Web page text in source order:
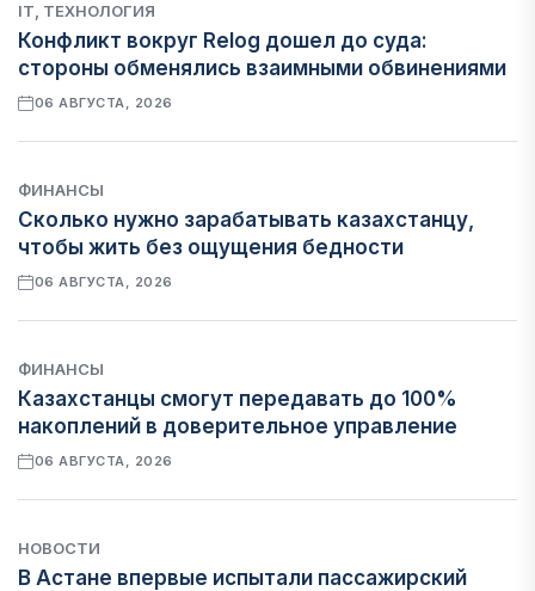
IT, ТЕХНОЛОГИЯ
Конфликт вокруг Relog дошел до суда:
стороны обменялись взаимными обвинениями
06 АВГУСТА, 2026
ФИНАНСЫ
Сколько нужно зарабатывать казахстанцу,
чтобы жить без ощущения бедности
06 АВГУСТА, 2026
ФИНАНСЫ
Казахстанцы смогут передавать до 100%
накоплений в доверительное управление
06 АВГУСТА, 2026
НОВОСТИ
В Астане впервые испытали пассажирский